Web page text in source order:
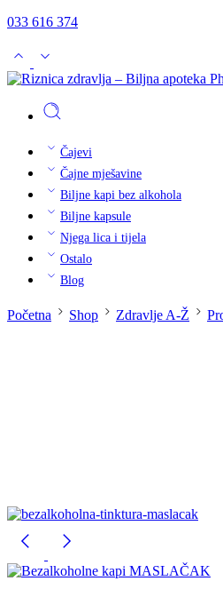
033 616 374
Čajevi
Čajne mješavine
Biljne kapi bez alkohola
Biljne kapsule
Njega lica i tijela
Ostalo
Blog
Početna Shop Zdravlje A-Ž